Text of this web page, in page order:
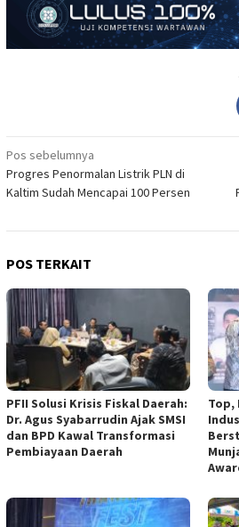
Navigasi
pos
Pos sebelumnya
Progres Penormalan Listrik PLN di
Kaltim Sudah Mencapai 100 Persen
POS TERKAIT
PFII Solusi Krisis Fiskal Daerah:
Dr. Agus Syabarrudin Ajak SMSI
dan BPD Kawal Transformasi
Pembiayaan Daerah
Top,